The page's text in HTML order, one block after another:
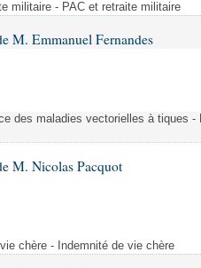
militaire - PAC et retraite militaire
M. Emmanuel Fernandes
des maladies vectorielles à tiques
M. Nicolas Pacquot
chère - Indemnité de vie chère